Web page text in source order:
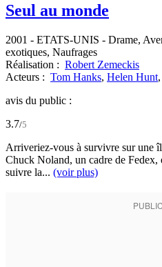
Seul au monde
2001 - ETATS-UNIS - Drame,
exotiques, Naufrages
Réalisation : Robert Zemeckis
Acteurs : Tom Hanks, Helen Hunt,
avis du public :
3.7/5
Arriveriez-vous à survivre sur une
Chuck Noland, un cadre de Fedex,
suivre la... (voir plus)